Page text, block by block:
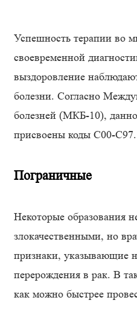
Успешность терапии во
своевременной
выздоровление
болезни. Согласно
болезней (МКБ-10),
присвоены коды C00-C97.
Пограничные
Некоторые образования
злокачественными, но
признаки, указывающие
перерождения в рак. В
как можно быстрее